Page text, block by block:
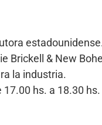
Brickell & New
la industria.
hs. a 18.30